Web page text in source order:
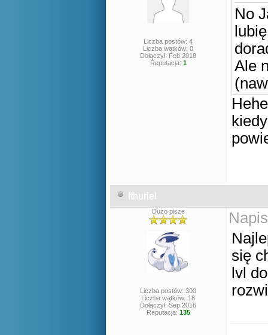
Liczba postów: 4
Liczba wątków: 0
Dołączył: Feb 2018
Reputacja: 1
No
Ale
Ithuriel
Dużo pisze
Liczba postów: 300
Liczba wątków: 18
Dołączył: Sep 2016
Reputacja: 135
się
lvl